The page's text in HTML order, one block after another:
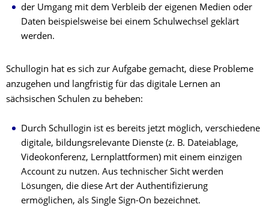
der Umgang mit dem Verbleib der eigenen Medien oder
Daten beispielsweise bei einem Schulwechsel geklärt
werden.
Schullogin hat es sich zur Aufgabe gemacht, diese Probleme
anzugehen und langfristig für das digitale Lernen an
sächsischen Schulen zu beheben:
Durch Schullogin ist es bereits jetzt möglich, verschiedene
digitale, bildungsrelevante Dienste (z. B. Dateiablage,
Videokonferenz, Lernplattformen) mit einem einzigen
Account zu nutzen. Aus technischer Sicht werden
Lösungen, die diese Art der Authentifizierung
ermöglichen, als Single Sign-On bezeichnet.